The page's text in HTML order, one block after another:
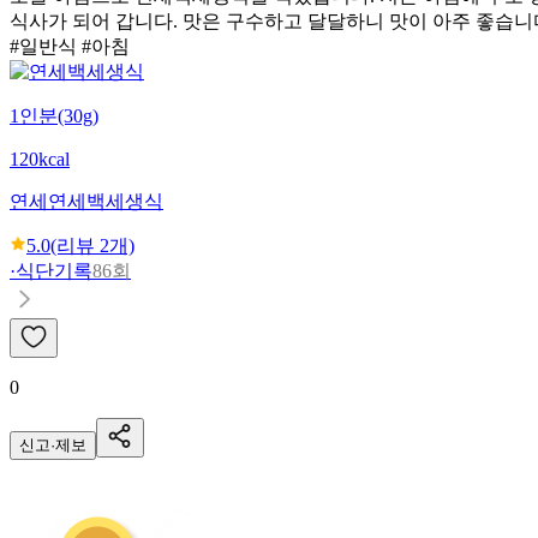
식사가 되어 갑니다. 맛은 구수하고 달달하니 맛이 아주 좋습니
#일반식 #아침
1인분(30g)
120kcal
연세 연세백세생식
5.0(리뷰 2개)
·식단기록86회
0
신고·제보